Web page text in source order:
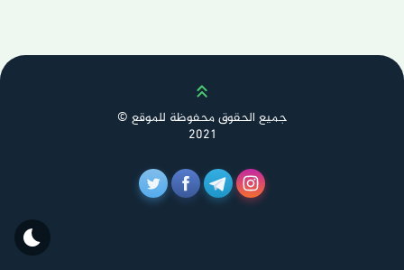
Scroll up
جميع الحقوق محفوظة للموقع ©
2021